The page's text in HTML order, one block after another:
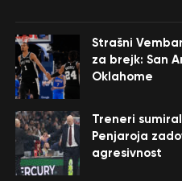
Strašni
za brejk: San
Oklahome
Treneri
Penjaroja
agresivnost